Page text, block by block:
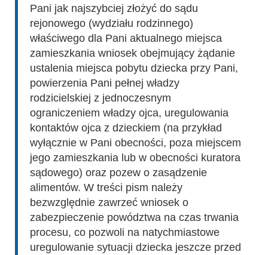
Pani jak najszybciej złożyć do sądu
rejonowego (wydziału rodzinnego)
właściwego dla Pani aktualnego miejsca
zamieszkania wniosek obejmujący żądanie
ustalenia miejsca pobytu dziecka przy Pani,
powierzenia Pani pełnej władzy
rodzicielskiej z jednoczesnym
ograniczeniem władzy ojca, uregulowania
kontaktów ojca z dzieckiem (na przykład
wyłącznie w Pani obecności, poza miejscem
jego zamieszkania lub w obecności kuratora
sądowego) oraz pozew o zasądzenie
alimentów. W treści pism należy
bezwzględnie zawrzeć wniosek o
zabezpieczenie powództwa na czas trwania
procesu, co pozwoli na natychmiastowe
uregulowanie sytuacji dziecka jeszcze przed